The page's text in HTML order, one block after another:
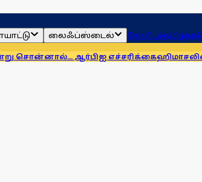
லைஃப்ஸ்டைல் ஜோதிடம்தமிழ்நாடு
ஆர்பிஐ எச்சரிக்கை ஹிமாசலில் பேருந்து